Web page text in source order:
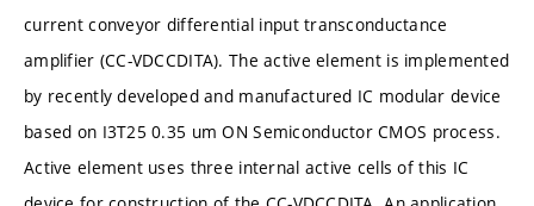
current conveyor differential input transconductance
amplifier (CC-VDCCDITA). The active element is implemented
by recently developed and manufactured IC modular device
based on I3T25 0.35 um ON Semiconductor CMOS process.
Active element uses three internal active cells of this IC